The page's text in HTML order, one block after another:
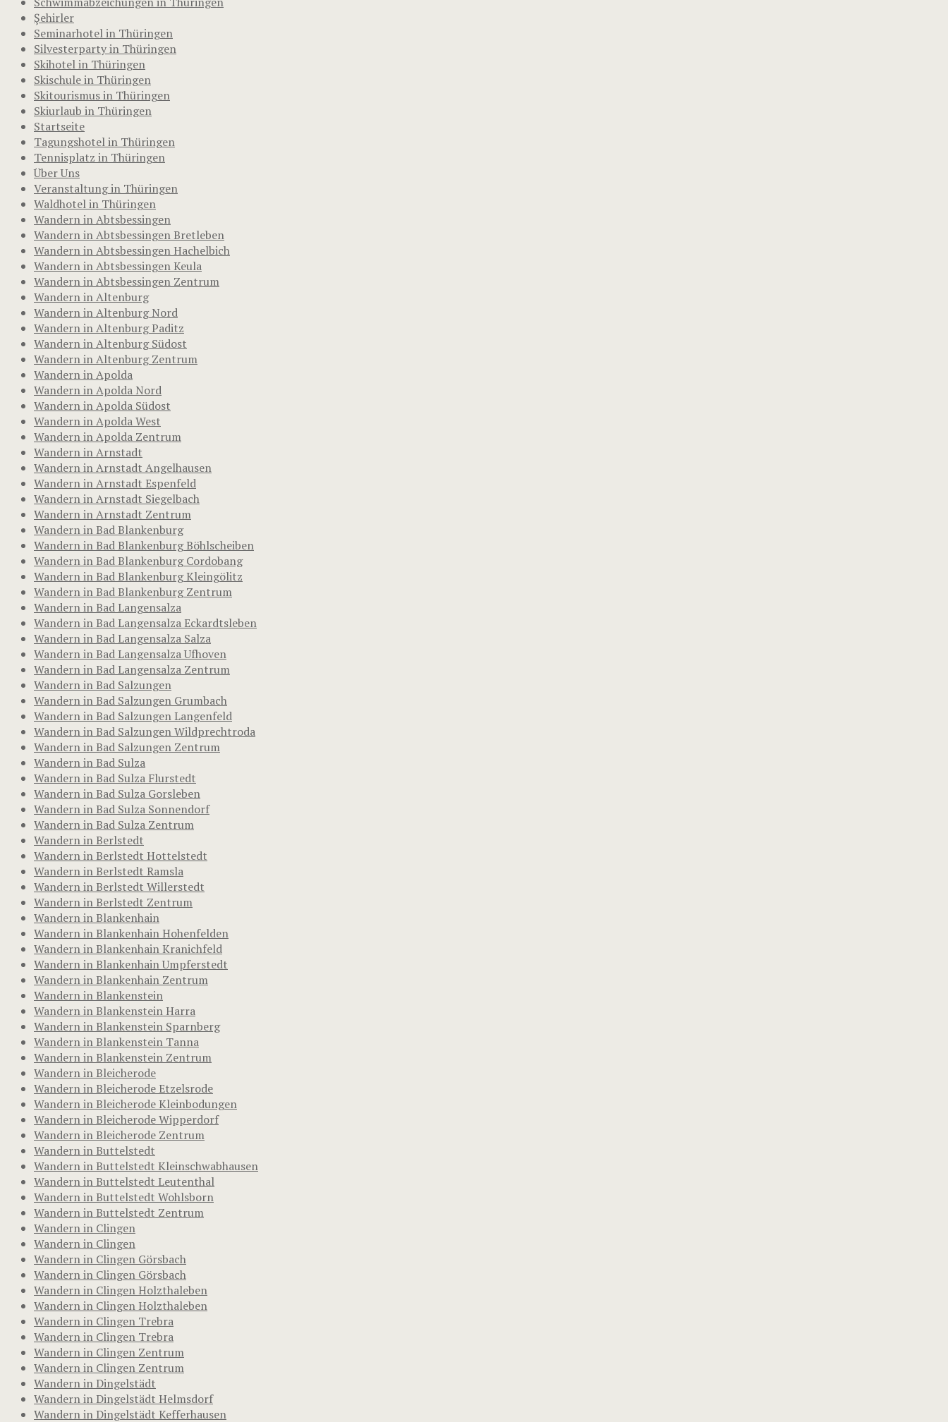
Şehirler
Seminarhotel in Thüringen
Silvesterparty in Thüringen
Skihotel in Thüringen
Skischule in Thüringen
Skitourismus in Thüringen
Skiurlaub in Thüringen
Startseite
Tagungshotel in Thüringen
Tennisplatz in Thüringen
Über Uns
Veranstaltung in Thüringen
Waldhotel in Thüringen
Wandern in Abtsbessingen
Wandern in Abtsbessingen Bretleben
Wandern in Abtsbessingen Hachelbich
Wandern in Abtsbessingen Keula
Wandern in Abtsbessingen Zentrum
Wandern in Altenburg
Wandern in Altenburg Nord
Wandern in Altenburg Paditz
Wandern in Altenburg Südost
Wandern in Altenburg Zentrum
Wandern in Apolda
Wandern in Apolda Nord
Wandern in Apolda Südost
Wandern in Apolda West
Wandern in Apolda Zentrum
Wandern in Arnstadt
Wandern in Arnstadt Angelhausen
Wandern in Arnstadt Espenfeld
Wandern in Arnstadt Siegelbach
Wandern in Arnstadt Zentrum
Wandern in Bad Blankenburg
Wandern in Bad Blankenburg Böhlscheiben
Wandern in Bad Blankenburg Cordobang
Wandern in Bad Blankenburg Kleingölitz
Wandern in Bad Blankenburg Zentrum
Wandern in Bad Langensalza
Wandern in Bad Langensalza Eckardtsleben
Wandern in Bad Langensalza Salza
Wandern in Bad Langensalza Ufhoven
Wandern in Bad Langensalza Zentrum
Wandern in Bad Salzungen
Wandern in Bad Salzungen Grumbach
Wandern in Bad Salzungen Langenfeld
Wandern in Bad Salzungen Wildprechtroda
Wandern in Bad Salzungen Zentrum
Wandern in Bad Sulza
Wandern in Bad Sulza Flurstedt
Wandern in Bad Sulza Gorsleben
Wandern in Bad Sulza Sonnendorf
Wandern in Bad Sulza Zentrum
Wandern in Berlstedt
Wandern in Berlstedt Hottelstedt
Wandern in Berlstedt Ramsla
Wandern in Berlstedt Willerstedt
Wandern in Berlstedt Zentrum
Wandern in Blankenhain
Wandern in Blankenhain Hohenfelden
Wandern in Blankenhain Kranichfeld
Wandern in Blankenhain Umpferstedt
Wandern in Blankenhain Zentrum
Wandern in Blankenstein
Wandern in Blankenstein Harra
Wandern in Blankenstein Sparnberg
Wandern in Blankenstein Tanna
Wandern in Blankenstein Zentrum
Wandern in Bleicherode
Wandern in Bleicherode Etzelsrode
Wandern in Bleicherode Kleinbodungen
Wandern in Bleicherode Wipperdorf
Wandern in Bleicherode Zentrum
Wandern in Buttelstedt
Wandern in Buttelstedt Kleinschwabhausen
Wandern in Buttelstedt Leutenthal
Wandern in Buttelstedt Wohlsborn
Wandern in Buttelstedt Zentrum
Wandern in Clingen
Wandern in Clingen
Wandern in Clingen Görsbach
Wandern in Clingen Görsbach
Wandern in Clingen Holzthaleben
Wandern in Clingen Holzthaleben
Wandern in Clingen Trebra
Wandern in Clingen Trebra
Wandern in Clingen Zentrum
Wandern in Clingen Zentrum
Wandern in Dingelstädt
Wandern in Dingelstädt Helmsdorf
Wandern in Dingelstädt Kefferhausen